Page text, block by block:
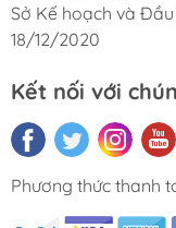
Sở Kế hoạch và
18/12/2020
Kết nối với
Phương thức thanh